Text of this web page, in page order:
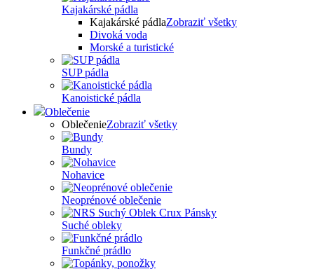
Kajakárské pádla
Kajakárské pádlaZobraziť všetky
Divoká voda
Morské a turistické
SUP pádla
Kanoistické pádla
Oblečenie
OblečenieZobraziť všetky
Bundy
Nohavice
Neoprénové oblečenie
Suché obleky
Funkčné prádlo